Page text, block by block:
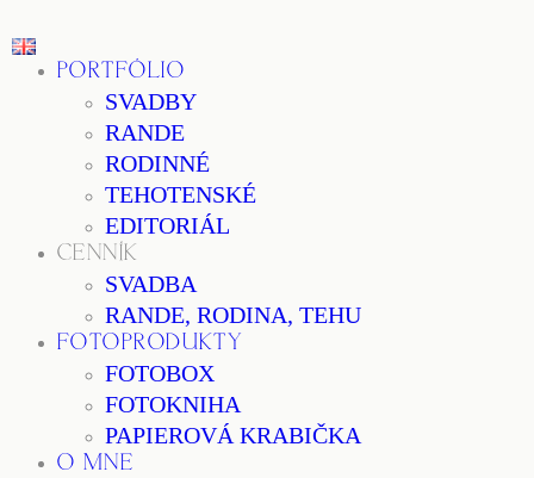
PORTFÓLIO
SVADBY
RANDE
RODINNÉ
TEHOTENSKÉ
EDITORIÁL
CENNÍK
SVADBA
RANDE, RODINA, TEHU
FOTOPRODUKTY
FOTOBOX
FOTOKNIHA
PAPIEROVÁ KRABIČKA
O MNE